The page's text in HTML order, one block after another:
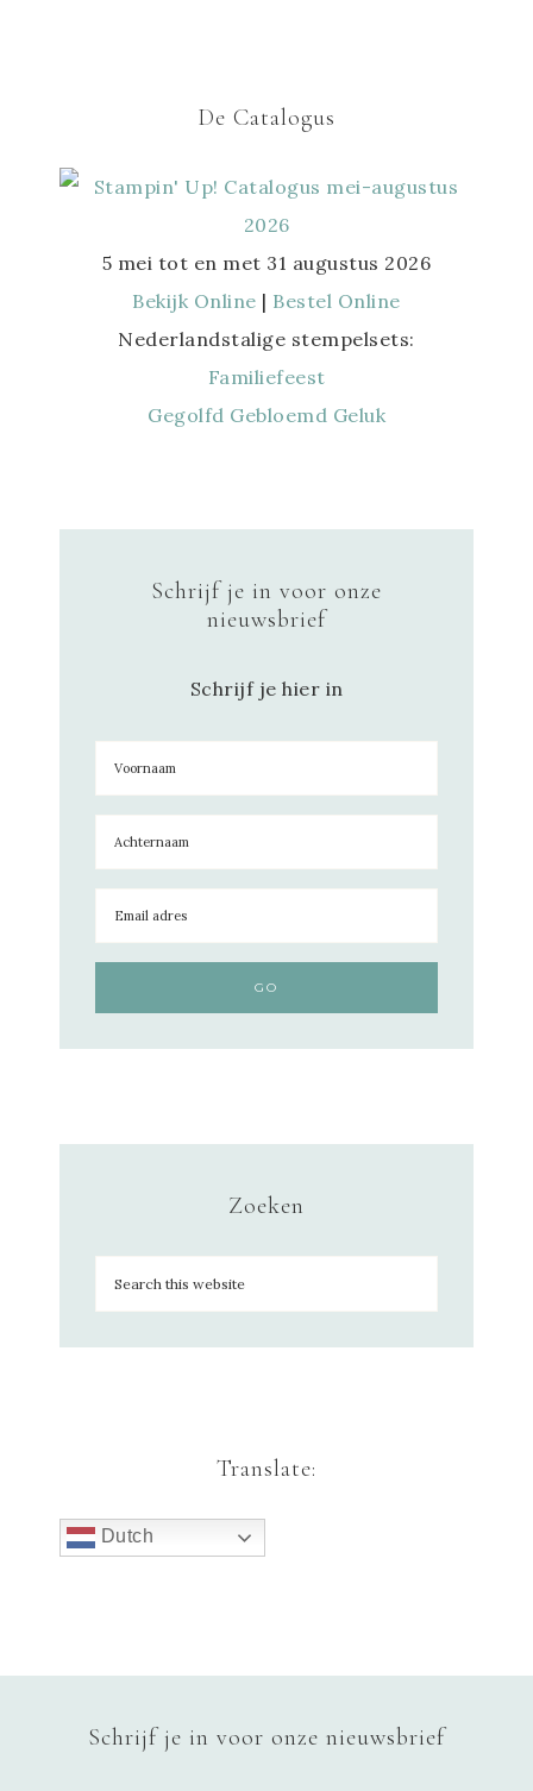
De Catalogus
5 mei tot en met 31 augustus 2026
Bekijk Online | Bestel Online
Nederlandstalige stempelsets:
Familiefeest
Gegolfd Gebloemd Geluk
Schrijf je in voor onze
nieuwsbrief
Schrijf je hier in
Zoeken
Translate:
Dutch
Schrijf je in voor onze nieuwsbrief